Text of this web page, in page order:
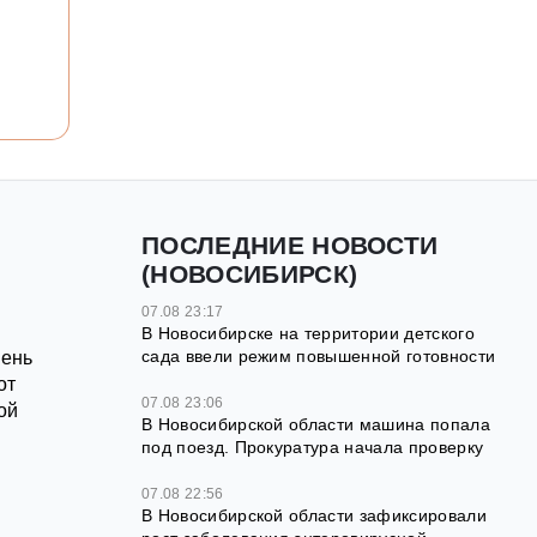
ПОСЛЕДНИЕ НОВОСТИ
(НОВОСИБИРСК)
07.08 23:17
В Новосибирске на территории детского
сада ввели режим повышенной готовности
07.08 23:06
В Новосибирской области машина попала
под поезд. Прокуратура начала проверку
07.08 22:56
В Новосибирской области зафиксировали